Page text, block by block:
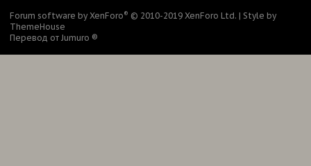
Forum software by XenForo® © 2010-2019 XenForo Ltd. | Style by
ThemeHouse
Перевод от Jumuro ®